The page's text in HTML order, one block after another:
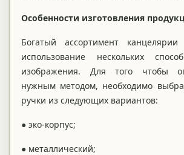
Особенности изготовления
Богатый ассортимент канцелярии
использование нескольких
изображения. Для того чтобы
нужным методом, необходимо
ручки из следующих вариантов:
● эко-корпус;
● металлический;